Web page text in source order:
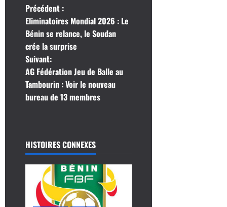
N
a
v
i
g
t
i
Précédent :
Eliminatoires Mondial 2026 : Le
Bénin se relance, le Soudan
crée la surprise
Suivant:
AG Fédération Jeu de Balle au
Tambourin : Voir le nouveau
bureau de 13 membres
HISTOIRES CONNEXES